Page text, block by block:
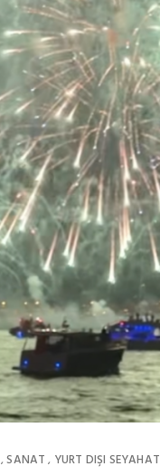
,SANAT , YURT DIŞI SEYAHAT